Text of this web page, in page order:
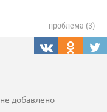
проблема (3)
добавлено